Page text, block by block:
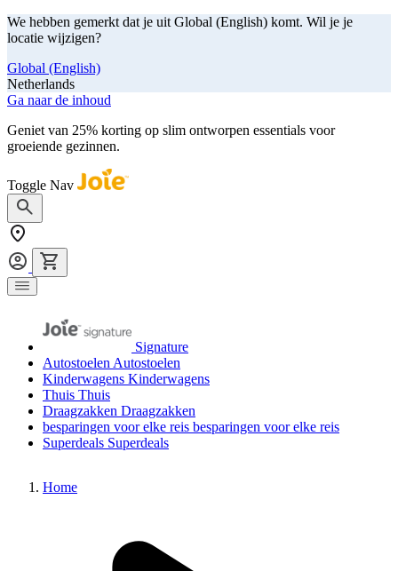
We hebben gemerkt dat je uit Global (English) komt. Wil je je
locatie wijzigen?
Global (English)
Netherlands
Ga naar de inhoud
Geniet van 25% korting op slim ontworpen essentials voor
groeiende gezinnen.
Toggle Nav
Signature
Autostoelen Autostoelen
Kinderwagens Kinderwagens
Thuis Thuis
Draagzakken Draagzakken
besparingen voor elke reis besparingen voor elke reis
Superdeals Superdeals
Home